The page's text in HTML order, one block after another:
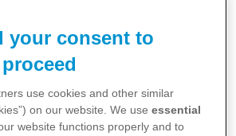
your consent to
proceed
use cookies and other similar
on our website. We useessential
website functions properly and to